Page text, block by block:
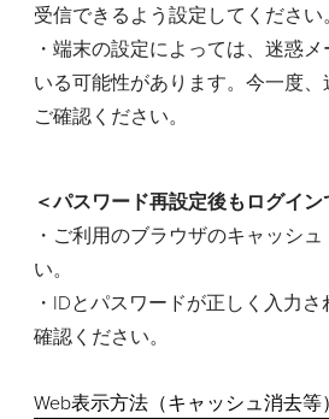
受信できるよう設定してください。
・端末の設定によっては、迷惑
いる可能性があります。今一度
ご確認ください。
＜パスワード再設定後もログイン
・ご利用のブラウザのキャッシ
い。
・IDとパスワードが正しく入力
確認ください。
Web表示方法（キャッシュ消去等）